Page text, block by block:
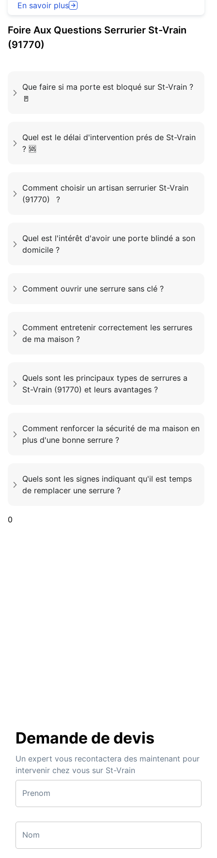
En savoir plus
Foire Aux Questions Serrurier St-Vrain
(91770)
Que faire si ma porte est bloqué sur St-Vrain ?
🚪
Quel est le délai d'intervention prés de St-Vrain
? 🆘
Comment choisir un artisan serrurier St-Vrain
(91770) ?
Quel est l'intérêt d'avoir une porte blindé a son
domicile ?
Comment ouvrir une serrure sans clé ?
Comment entretenir correctement les serrures
de ma maison ?
Quels sont les principaux types de serrures a
St-Vrain (91770) et leurs avantages ?
Comment renforcer la sécurité de ma maison en
plus d'une bonne serrure ?
Quels sont les signes indiquant qu'il est temps
de remplacer une serrure ?
0
Demande de devis
Un expert vous recontactera des maintenant pour
intervenir chez vous sur St-Vrain
Prenom
Nom